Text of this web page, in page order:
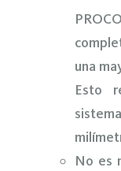
una
Esto
No es